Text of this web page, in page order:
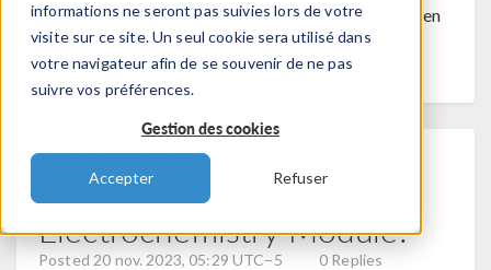
informations ne seront pas suivies lors de votre
visite sur ce site. Un seul cookie sera utilisé dans
votre navigateur afin de se souvenir de ne pas
suivre vos préférences.
Gestion des cookies
Accepter Refuser
created more than 6 months ago and has been
closed. To start a new discussion with a link
back to this one, click here.
How To Set Maximum
Substance Deposition In
Electrochemistry Module?
Posted 20 nov. 2023, 05:29 UTC−5 0 Replies